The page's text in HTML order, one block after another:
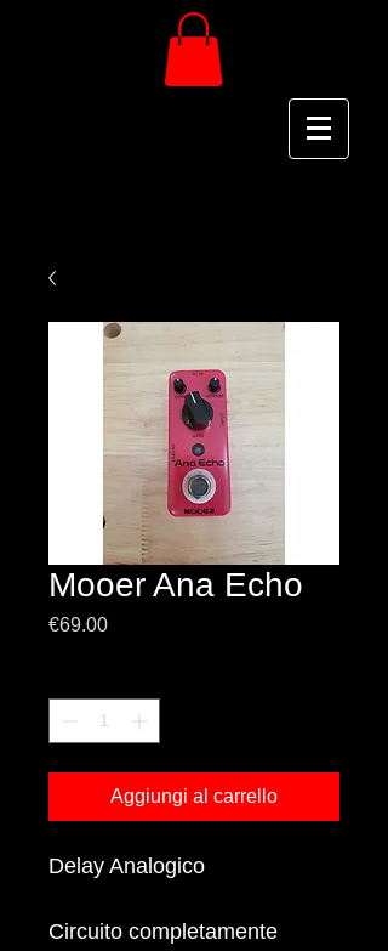
Mooer Ana Echo
€69.00Prezzo
Aggiungi al carrello
Delay Analogico
Circuito completamente